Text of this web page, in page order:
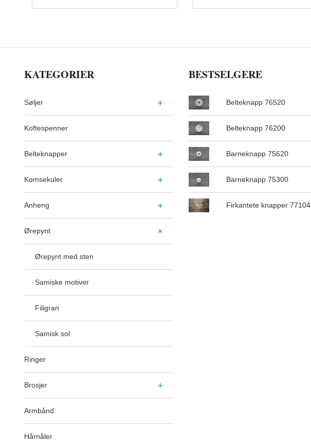
KATEGORIER
Søljer
Koftespenner
Belteknapper
Komsekuler
Anheng
Ørepynt
Ørepynt med sten
Samiske motiver
Filigran
Samisk sol
Ringer
Brosjer
Armbånd
Hårnåler
BESTSELGERE
Belteknapp 76520
Belteknapp 76200
Barneknapp 75620
Barneknapp 75300
Firkantete knapper 77104